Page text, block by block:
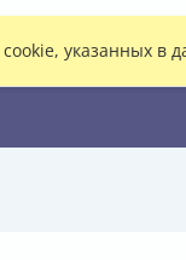
указанных в